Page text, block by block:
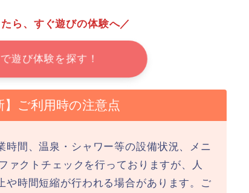
ら、すぐ遊びの体験へ／
遊び体験を探す！
】ご利用時の注意点
間、温泉・シャワー等の設備状況、メニ
ァクトチェックを行っておりますが、人
や時間短縮が行われる場合があります。ご